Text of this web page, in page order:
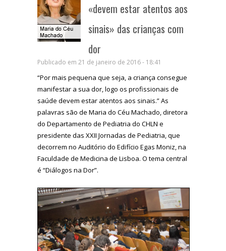
«devem estar atentos aos
sinais» das crianças com
dor
Publicado em 21 de janeiro de 2016 - 18:41
“Por mais pequena que seja, a criança consegue
manifestar a sua dor, logo os profissionais de
saúde devem estar atentos aos sinais.” As
palavras são de Maria do Céu Machado, diretora
do Departamento de Pediatria do CHLN e
presidente das XXII Jornadas de Pediatria, que
decorrem no Auditório do Edifício Egas Moniz, na
Faculdade de Medicina de Lisboa. O tema central
é “Diálogos na Dor”.